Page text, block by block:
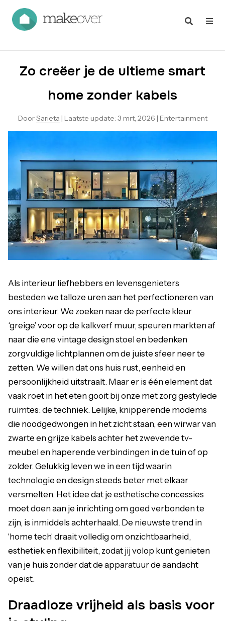
Zo creëer je de ultieme smart
home zonder kabels
DoorSarieta | Laatste update: 3 mrt, 2026 | Entertainment
Als interieur liefhebbers en levensgenieters
besteden we talloze uren aan het perfectioneren van
ons interieur. We zoeken naar de perfecte kleur
‘greige’ voor op de kalkverf muur, speuren markten af
naar die ene vintage design stoel en bedenken
zorgvuldige lichtplannen om de juiste sfeer neer te
zetten. We willen dat ons huis rust, eenheid en
persoonlijkheid uitstraalt. Maar er is één element dat
vaak roet in het eten gooit bij onze met zorg gestylede
ruimtes: de techniek. Lelijke, knipperende modems
die noodgedwongen in het zicht staan, een wirwar van
zwarte en grijze kabels achter het zwevende tv-
meubel en haperende verbindingen in de tuin of op
zolder. Gelukkig leven we in een tijd waarin
technologie en design steeds beter met elkaar
versmelten. Het idee dat je esthetische concessies
moet doen aan je inrichting om goed verbonden te
zijn, is inmiddels achterhaald. De nieuwste trend in
'home tech' draait volledig om onzichtbaarheid,
esthetiek en flexibiliteit, zodat jij volop kunt genieten
van je huis zonder dat de apparatuur de aandacht
opeist.
Draadloze vrijheid als basis voor